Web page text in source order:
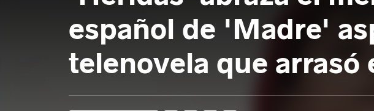
español de 'Madre'
telenovela que arrasó